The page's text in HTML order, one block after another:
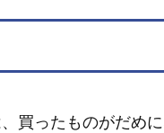
買ったものがだめ